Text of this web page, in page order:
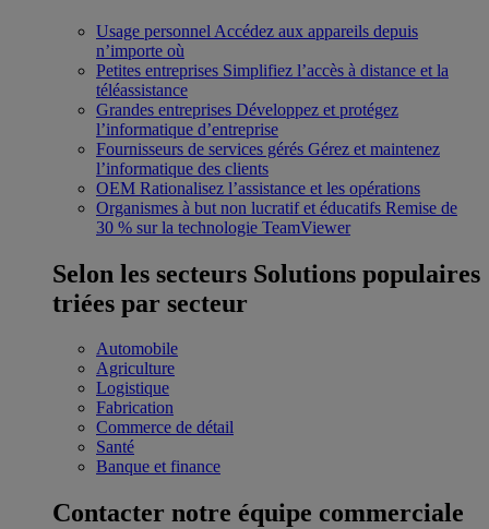
Usage personnel Accédez aux appareils depuis
n’importe où
Petites entreprises Simplifiez l’accès à distance et la
téléassistance
Grandes entreprises Développez et protégez
l’informatique d’entreprise
Fournisseurs de services gérés Gérez et maintenez
l’informatique des clients
OEM Rationalisez l’assistance et les opérations
Organismes à but non lucratif et éducatifs Remise de
30 % sur la technologie TeamViewer
Selon les secteurs Solutions populaires
triées par secteur
Automobile
Agriculture
Logistique
Fabrication
Commerce de détail
Santé
Banque et finance
Contacter notre équipe commerciale